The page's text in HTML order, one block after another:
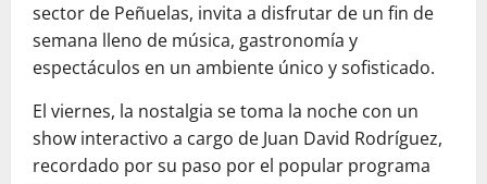
sector de Peñuelas, invita a disfrutar de un fin de
semana lleno de música, gastronomía y
espectáculos en un ambiente único y sofisticado.
El viernes, la nostalgia se toma la noche con un
show interactivo a cargo de Juan David Rodríguez,
recordado por su paso por el popular programa